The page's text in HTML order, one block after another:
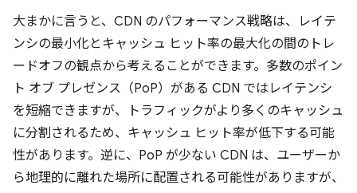
大まかに言うと、CDN のパフォーマンス戦略は、レイテ
ンシの最小化とキャッシュ ヒット率の最大化の間のトレ
ードオフの観点から考えることができます。多数のポイン
ト オブ プレゼンス（PoP）がある CDN ではレイテンシ
を短縮できますが、トラフィックがより多くのキャッシュ
に分割されるため、キャッシュ ヒット率が低下する可能
性があります。逆に、PoP が少ない CDN は、ユーザーか
ら地理的に離れた場所に配置される可能性がありますが、